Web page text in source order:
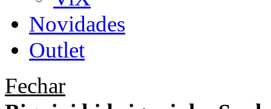
Novidades
Outlet
Fechar